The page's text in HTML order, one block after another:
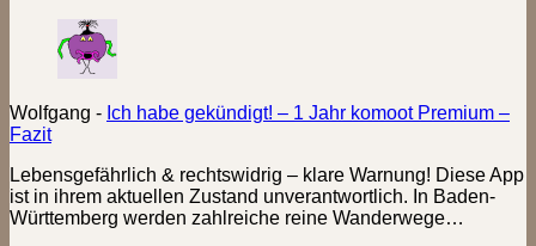
Wolfgang - Ich habe gekündigt! – 1 Jahr komoot Premium –
Fazit
Lebensgefährlich & rechtswidrig – klare Warnung! Diese App
ist in ihrem aktuellen Zustand unverantwortlich. In Baden-
Württemberg werden zahlreiche reine Wanderwege…